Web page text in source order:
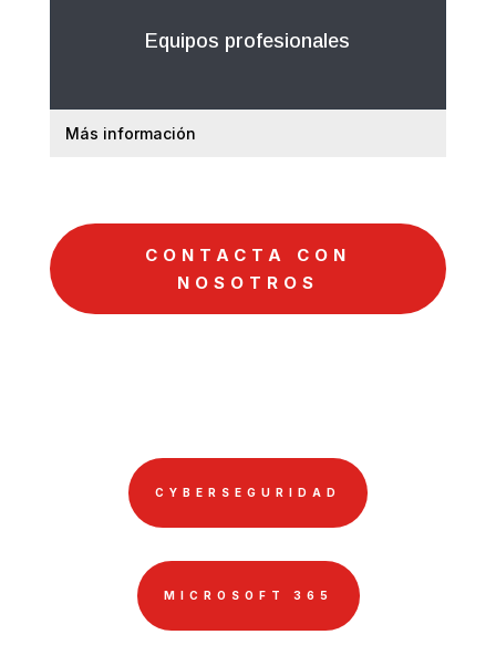
Equipos profesionales
Más información
CONTACTA CON
NOSOTROS
CYBERSEGURIDAD
MICROSOFT 365